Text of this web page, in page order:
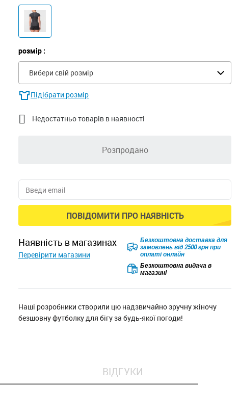
розмір :
Вибери свій розмір
Підібрати розмір
 Недостатньо товарів в наявності
Розпродано
ПОВІДОМИТИ ПРО НАЯВНІСТЬ
наявність в магазинах
Перевірити магазини
Безкоштовна доставка для
замовлень від 2500 грн при
оплаті онлайн
Безкоштовна видача в
магазині
Наші розробники створили цю надзвичайно зручну жіночу
безшовну футболку для бігу за будь-якої погоди!
ВІДГУКИ